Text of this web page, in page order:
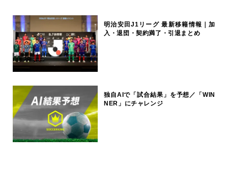
明治安田J1リーグ 最新移籍情報｜加
入・退団・契約満了・引退まとめ
独自AIで「試合結果」を予想／「WIN
NER」にチャレンジ